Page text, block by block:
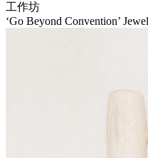
工作坊
‘Go Beyond Convention’